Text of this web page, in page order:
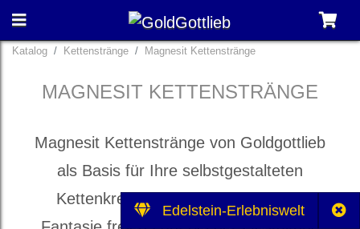
Edelstein-Erlebniswelt
Katalog Kettenstränge Magnesit Kettenstränge
MAGNESIT KETTENSTRÄNGE
Magnesit Kettenstränge von Goldgottlieb
als Basis für Ihre selbstgestalteten
Kettenkreationen. Lassen Sie Ihrer